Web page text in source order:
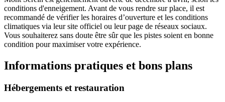
conditions d'enneigement. Avant de vous rendre sur place, il est
recommandé de vérifier les horaires d’ouverture et les conditions
climatiques via leur site officiel ou leur page de réseaux sociaux.
Vous souhaiterez sans doute être sûr que les pistes soient en bonne
condition pour maximiser votre expérience.
Informations pratiques et bons plans
Hébergements et restauration